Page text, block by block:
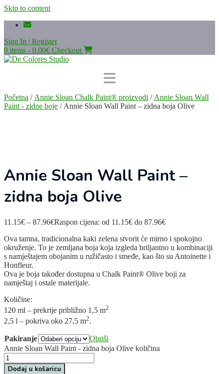
Skip to content
Sign In | Register
0 items - 0.00€ Checkout
Početna / Annie Sloan Chalk Paint® proizvodi / Annie Sloan Wall
Paint - zidne boje / Annie Sloan Wall Paint – zidna boja Olive
Annie Sloan Wall Paint –
zidna boja Olive
11.15€ – 87.96€Raspon cijena: od 11.15€ do 87.96€
Ova tamna, tradicionalna kaki zelena stvorit će mirno i spokojno
okruženje. To je zemljana boja koja izgleda briljantno u kombinaciji
s namještajem obojanim u ružičasto i smeđe, kao što su Antoinette i
Honfleur.
Ova je boja također dostupna u Chalk Paint® Olive boji za
namještaj i ostale materijale.
Količine:
120 ml – prekrije približno 1,5 m2
2,5 l – pokriva oko 27,5 m2.
Pakiranje
Obriši
Annie Sloan Wall Paint - zidna boja Olive količina
Dodaj u košaricu